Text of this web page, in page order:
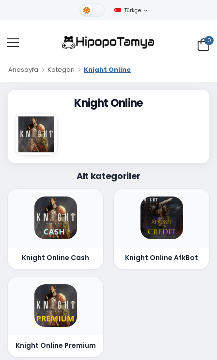
Gündüz Tema
Türkçe
0
Anasayfa Kategori Knight Online
Knight Online
Alt kategoriler
Knight Online Cash Knight Online AfkBot
Knight Online Premium